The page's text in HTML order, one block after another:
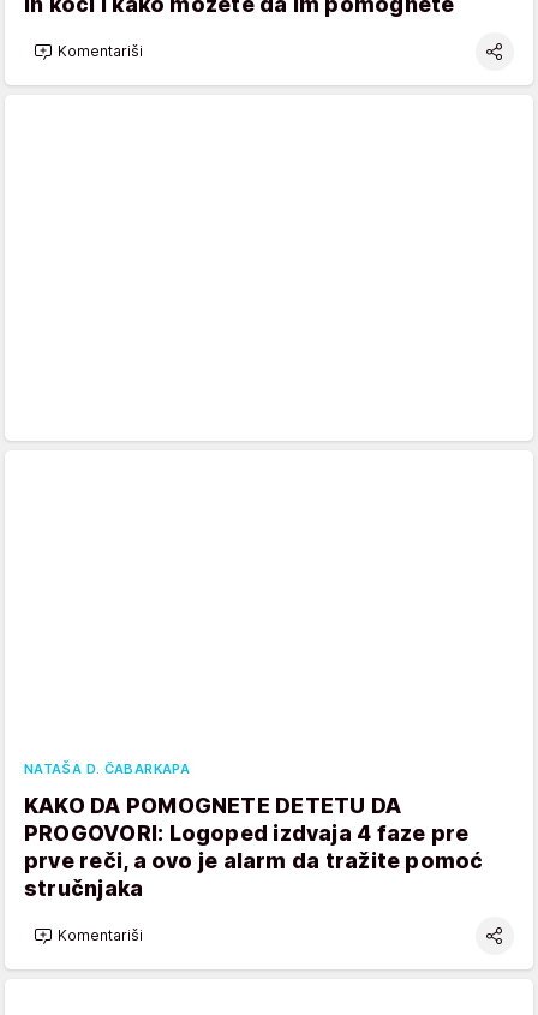
Komentariši
NATAŠA D. ČABARKAPA
KAKO DA POMOGNETE DETETU DA
PROGOVORI: Logoped izdvaja 4 faze pre
prve reči, a ovo je alarm da tražite pomoć
stručnjaka
Komentariši